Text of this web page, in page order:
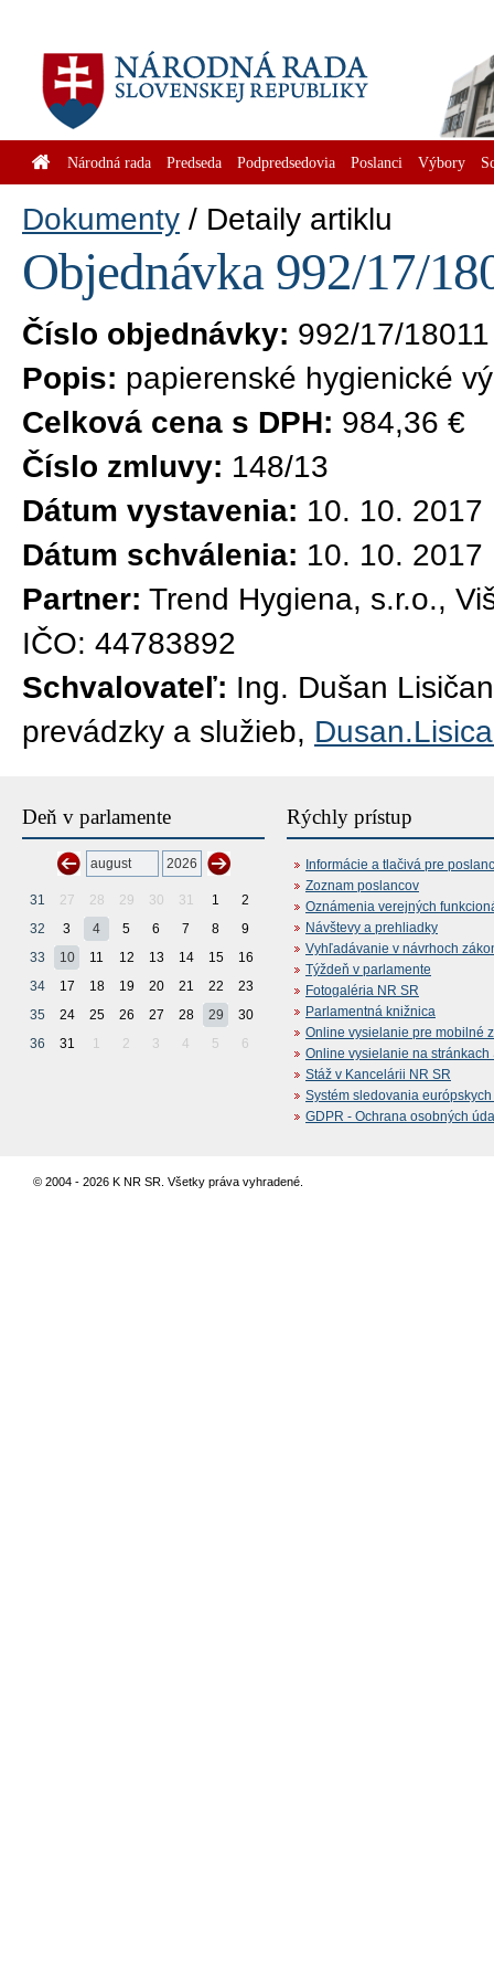
Národná rada Predseda Podpredsedovia Poslanci Výbory
Dokumenty Detaily artiklu
Objednávka 992/17/
Číslo objednávky: 992/17/18011
Popis: papierenské hygienické
Celková cena s DPH: 984,36 €
Číslo zmluvy: 148/13
Dátum vystavenia: 10. 10. 2017
Dátum schválenia: 10. 10. 2017
Partner: Trend Hygiena, s.r.o.,
IČO: 44783892
Schvalovateľ: Ing. Dušan
prevádzky a služieb,
Deň v parlamente
31 27 28 29 30 31 1
2
32
3 4 5 6 7 8
9
33
10 11 12 13 14 15
16
34
17 18 19 20 21 22
23
35
24 25 26 27 28 29
30
36
31 1 2 3 4 5 6
Rýchly prístup
Informácie a tlačivá pre
Zoznam poslancov
Oznámenia verejných
Návštevy a prehliadky
Vyhľadávanie v návrhoch
Týždeň v parlamente
Fotogaléria NR SR
Parlamentná knižnica
Online vysielanie pre mobilné
Online vysielanie na stránkach
Stáž v Kancelárii NR SR
Systém sledovania
GDPR - Ochrana osobných
© 2004 - 2026 K NR SR. Všetky práva vyhradené.